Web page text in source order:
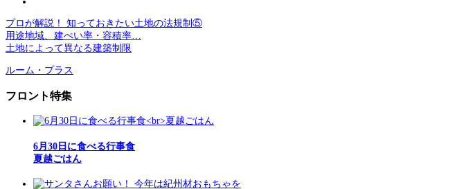
プロが解説！ 知っておきたい土地の法規制⑤
用途地域、建ぺい率・容積率…
土地によって異なる建築制限
ルーム・プラス
フロント特集
6月30日に食べる行事食
夏越ごはん